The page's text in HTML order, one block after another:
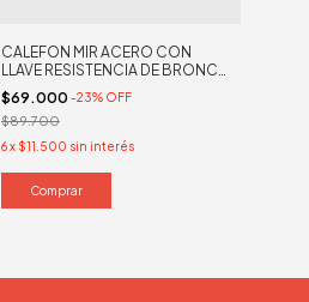
CALEFON MIR ACERO CON
LLAVE RESISTENCIA DE BRONCE
GRIFERIA PLASTICO
$69.000 -23% OFF
$89.700
6x $11.500 sin interés